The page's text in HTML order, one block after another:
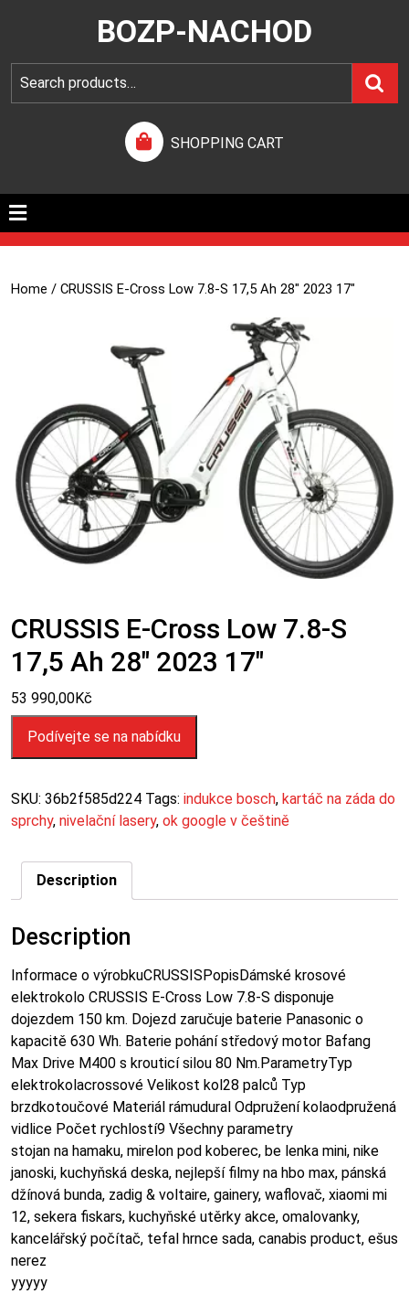
BOZP-NACHOD
SHOPPING CART
Home / CRUSSIS E-Cross Low 7.8-S 17,5 Ah 28″ 2023 17″
CRUSSIS E-Cross Low 7.8-S
17,5 Ah 28″ 2023 17″
53 990,00Kč
Podívejte se na nabídku
SKU: 36b2f585d224 Tags: indukce bosch, kartáč na záda do
sprchy, nivelační lasery, ok google v češtině
Description
Description
Informace o výrobkuCRUSSISPopisDámské krosové
elektrokolo CRUSSIS E-Cross Low 7.8-S disponuje
dojezdem 150 km. Dojezd zaručuje baterie Panasonic o
kapacitě 630 Wh. Baterie pohání středový motor Bafang
Max Drive M400 s krouticí silou 80 Nm.ParametryTyp
elektrokolacrossové Velikost kol28 palců Typ
brzdkotoučové Materiál rámudural Odpružení kolaodpružená
vidlice Počet rychlostí9 Všechny parametry
stojan na hamaku, mirelon pod koberec, be lenka mini, nike
janoski, kuchyňská deska, nejlepší filmy na hbo max, pánská
džínová bunda, zadig & voltaire, gainery, waflovač, xiaomi mi
12, sekera fiskars, kuchyňské utěrky akce, omalovanky,
kancelářský počítač, tefal hrnce sada, canabis product, ešus
nerez
yyyyy